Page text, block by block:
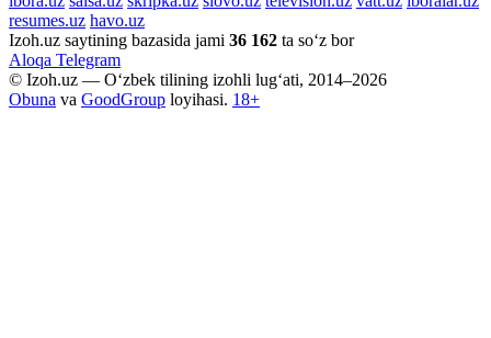
resumes.uz havo.uz
Izoh.uz saytining bazasida jami 36 162 ta so‘z bor
Aloqa Telegram
© Izoh.uz — O‘zbek tilining izohli lug‘ati, 2014–2026
Obuna va GoodGroup loyihasi. 18+